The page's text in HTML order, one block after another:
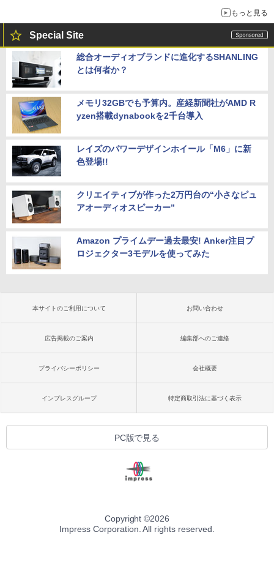
もっと見る
Special Site
総合オーディオブランドに進化するSHANLING
とは何者か？
メモリ32GBでも予算内。産経新聞社がAMD R
yzen搭載dynabookを2千台導入
レイズのパワーデザインホイール「M6」に新
色登場!!
クリエイティブが作った2万円台の“小さなピュ
アオーディオスピーカー”
Amazon プライムデー過去最安! Anker注目プ
ロジェクター3モデルを使ってみた
本サイトのご利用について お問い合わせ
広告掲載のご案内 編集部へのご連絡
プライバシーポリシー 会社概要
インプレスグループ 特定商取引法に基づく表示
PC版で見る
Copyright ©2026
Impress Corporation. All rights reserved.